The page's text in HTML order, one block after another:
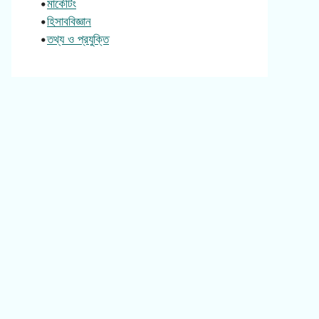
•মার্কেটিং
•হিসাববিজ্ঞান
•তথ্য ও প্রযুক্তি